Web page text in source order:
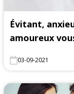
Évitant,
amoureux
03-09-2021